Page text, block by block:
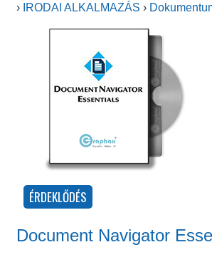
› IRODAI ALKALMAZÁS ›
Document Navigator